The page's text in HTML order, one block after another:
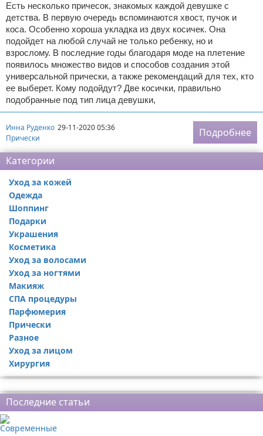
Есть несколько причесок, знакомых каждой девушке с
детства. В первую очередь вспоминаются хвост, пучок и
коса. Особенно хороша укладка из двух косичек. Она
подойдет на любой случай не только ребенку, но и
взрослому. В последние годы благодаря моде на плетение
появилось множество видов и способов создания этой
универсальной прически, а также рекомендаций для тех, кто
ее выберет. Кому подойдут? Две косички, правильно
подобранные под тип лица девушки,
Инна Руденко 29-11-2020 05:36
Прически
Подробнее
Категории
Уход за кожей
Одежда
Шоппинг
Подарки
Украшения
Косметика
Уход за волосами
Уход за ногтями
Макияж
СПА процедуры
Парфюмерия
Прически
Разное
Уход за лицом
Хирургия
Последние статьи